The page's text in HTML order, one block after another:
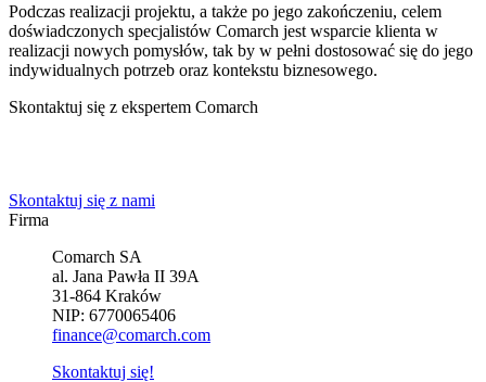
Podczas realizacji projektu, a także po jego zakończeniu, celem
doświadczonych specjalistów Comarch jest wsparcie klienta w
realizacji nowych pomysłów, tak by w pełni dostosować się do jego
indywidualnych potrzeb oraz kontekstu biznesowego.
Skontaktuj się z ekspertem Comarch
Skontaktuj się z nami
Firma
Comarch SA
al. Jana Pawła II 39A
31-864 Kraków
NIP: 6770065406
finance@comarch.com
Skontaktuj się!